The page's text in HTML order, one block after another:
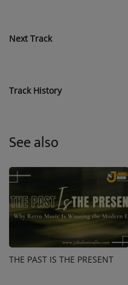
Next Track
Track History
See also
THE PAST IS THE PRESENT